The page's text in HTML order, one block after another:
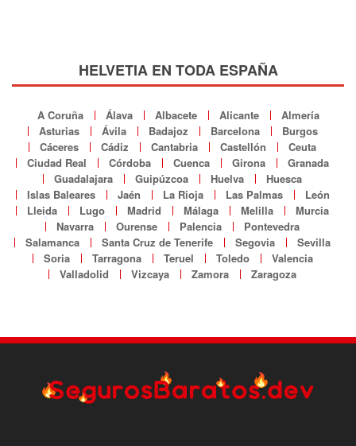
HELVETIA EN TODA ESPAÑA
A Coruña Álava Albacete Alicante
Almería
Asturias
Ávila Badajoz Barcelona
Burgos
Cáceres
Cádiz Cantabria Castellón
Ceuta
Ciudad Real
Córdoba Cuenca Girona
Granada
Guadalajara
Guipúzcoa Huelva
Huesca
Islas Baleares
Jaén La Rioja Las Palmas
León
Lleida
Lugo Madrid Málaga Melilla
Murcia
Navarra
Ourense Palencia
Pontevedra
Salamanca
Santa Cruz de Tenerife Segovia
Sevilla
Soria
Tarragona Teruel Toledo
Valencia
Valladolid
Vizcaya Zamora Zaragoza